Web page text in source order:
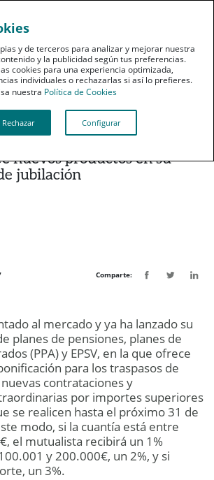
hasta un 3% de bonificación
nuevos productos en su
jubilación
Comparte:
al mercado y ya ha lanzado su
planes de pensiones, planes de
(PPA) y EPSV, en la que ofrece
para los traspasos de
contrataciones y
por importes superiores
se realicen hasta el próximo 31 de
modo, si la cuantía está entre
el mutualista recibirá un 1%
y 200.000€, un 2%, y si
un 3%.
y de terceros para analizar y mejorar nuestra
y la publicidad según tus preferencias.
cookies para una experiencia optimizada,
individuales o rechazarlas si así lo prefieres.
nuestra Política de Cookies
Rechazar Configurar